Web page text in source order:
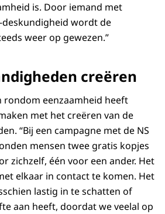
is. Door iemand met
wordt de
weer op gewezen.”
creëren
rondom eenzaamheid heeft
met het creëren van de
“Bij een campagne met de NS
mensen twee gratis kopjes
zichzelf, één voor een ander. Het
elkaar in contact te komen. Het
lastig in te schatten of
aan heeft, doordat we veelal op